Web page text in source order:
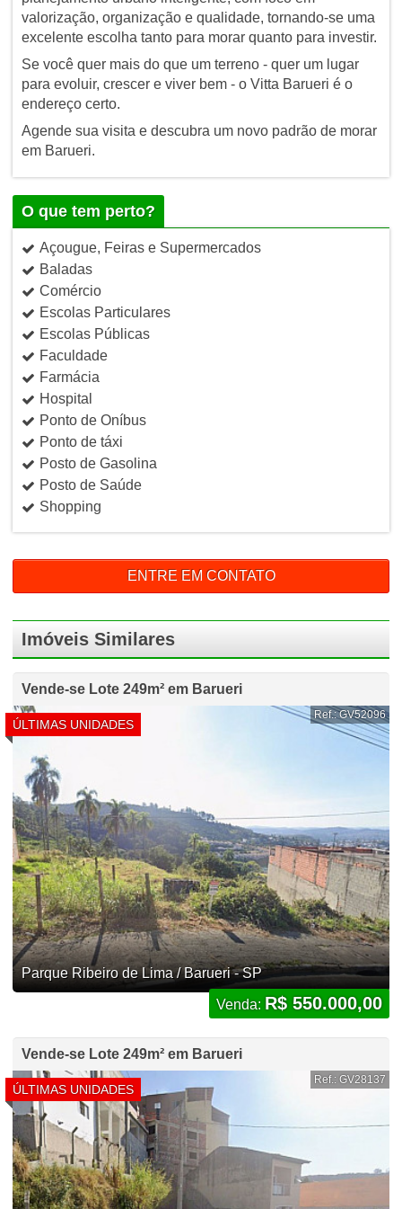
valorização, organização e qualidade, tornando-se uma
excelente escolha tanto para morar quanto para investir.
Se você quer mais do que um terreno - quer um lugar
para evoluir, crescer e viver bem - o Vitta Barueri é o
endereço certo.
Agende sua visita e descubra um novo padrão de morar
em Barueri.
O que tem perto?
Açougue, Feiras e Supermercados
Baladas
Comércio
Escolas Particulares
Escolas Públicas
Faculdade
Farmácia
Hospital
Ponto de Oníbus
Ponto de táxi
Posto de Gasolina
Posto de Saúde
Shopping
ENTRE EM CONTATO
Imóveis Similares
Vende-se Lote 249m² em Barueri
ÚLTIMAS UNIDADES
Ref.: GV52096
Parque Ribeiro de Lima / Barueri - SP
Venda: R$ 550.000,00
Vende-se Lote 249m² em Barueri
ÚLTIMAS UNIDADES
Ref.: GV28137